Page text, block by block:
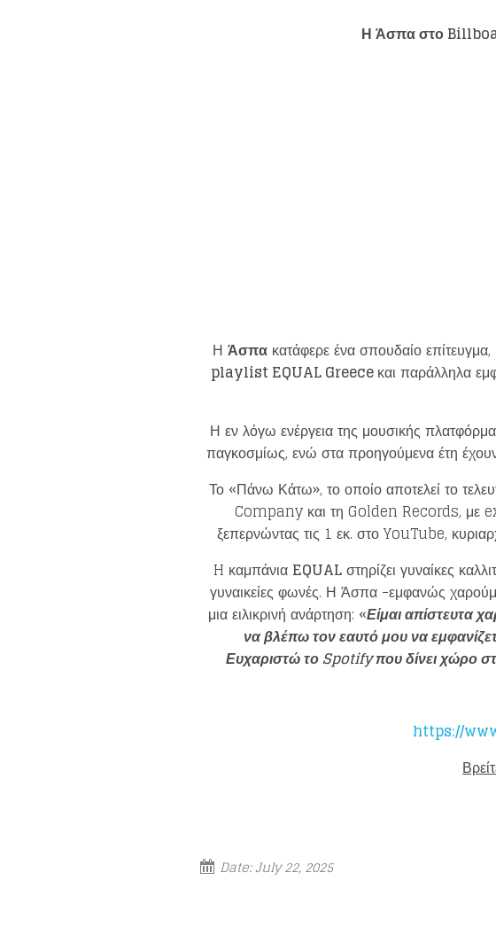
Η Άσπα στο
Η Άσπα κατάφερε ένα σπουδαίο
playlist EQUAL Greeceκαι παράλληλα
Η εν λόγω ενέργεια της μουσικής
παγκοσμίως, ενώ στα προηγούμενα έτη
Το «Πάνω Κάτω», το οποίο αποτελεί το
Company και τη Golden Records, με
ξεπερνώντας τις 1 εκ. στο YouTube,
H καμπάνια EQUALστηρίζει γυναίκες
γυναικείες φωνές. Η Άσπα -εμφανώς
μια ειλικρινή ανάρτηση: «Είμαι απίστευτα
να βλέπω τον εαυτό μου να
Ευχαριστώ τοSpotifyπου δίνει χώρο
https://
Date:July 22, 2025